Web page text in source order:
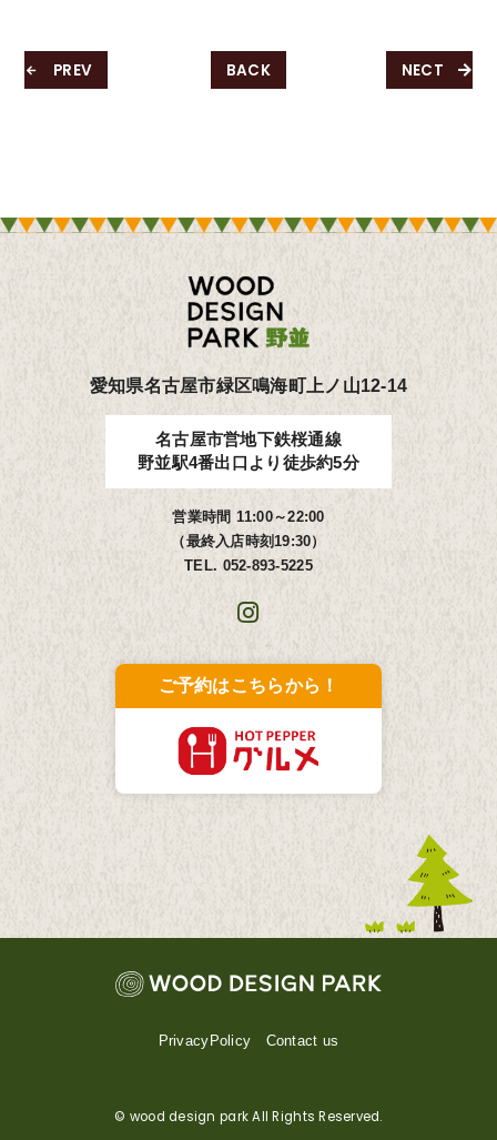
NECT
BACK
PREV
愛知県名古屋市緑区鳴海町上ノ山12-14
名古屋市営地下鉄桜通線
野並駅4番出口より徒歩約5分
営業時間 11:00～22:00
（最終入店時刻19:30）
TEL. 052-893-5225
ご予約はこちらから！
PrivacyPolicy Contact us
© wood design park All Rights Reserved.